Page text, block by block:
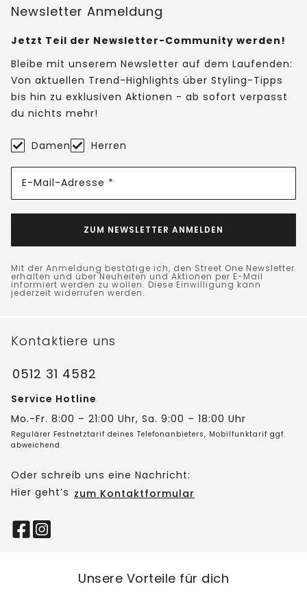
Newsletter Anmeldung
Jetzt Teil der Newsletter-Community werden!
Bleibe mit unserem Newsletter auf dem Laufenden:
Von aktuellen Trend-Highlights über Styling-Tipps
bis hin zu exklusiven Aktionen - ab sofort verpasst
du nichts mehr!
Damen Herren
E-Mail-Adresse *
ZUM NEWSLETTER ANMELDEN
Mit der Anmeldung bestätige ich, den Street One Newsletter
erhalten und über Neuheiten und Aktionen per E-Mail
informiert werden zu wollen. Diese Einwilligung kann
jederzeit widerrufen werden.
Kontaktiere uns
0512 31 4582
Service Hotline
Mo.-Fr. 8:00 – 21:00 Uhr, Sa. 9:00 – 18:00 Uhr
Regulärer Festnetztarif deines Telefonanbieters, Mobilfunktarif ggf.
abweichend.
Oder schreib uns eine Nachricht:
Hier geht’s zum Kontaktformular
Unsere Vorteile für dich